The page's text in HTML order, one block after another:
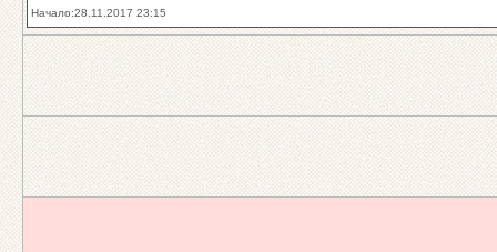
Начало:28.11.2017 23:15